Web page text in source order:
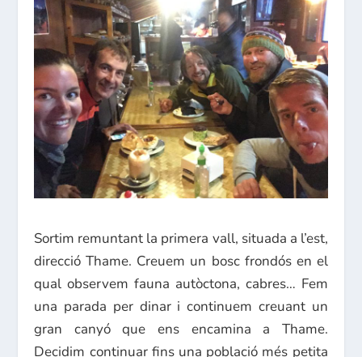
Sortim remuntant la primera vall, situada a l’est,
direcció Thame. Creuem un bosc frondós en el
qual observem fauna autòctona, cabres… Fem
una parada per dinar i continuem creuant un
gran canyó que ens encamina a Thame.
Decidim continuar fins una població més petita